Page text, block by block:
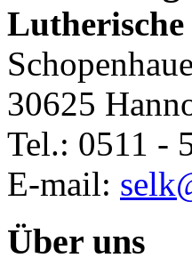
30625
Tel.: 0511 -
E-mail:
Über uns